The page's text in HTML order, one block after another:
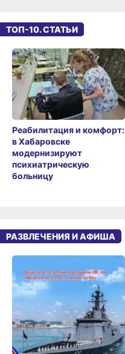
ТОП-10. СТАТЬИ
Реабилитация и комфорт:
в Хабаровске
модернизируют
психиатрическую
больницу
РАЗВЛЕЧЕНИЯ И АФИША